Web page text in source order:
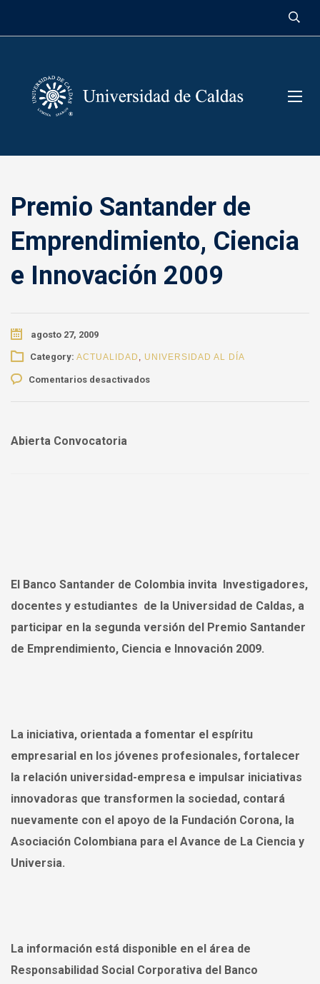
Premio Santander de
Emprendimiento, Ciencia
e Innovación 2009
agosto 27, 2009
Category: ACTUALIDAD , UNIVERSIDAD AL DÍA
Comentarios desactivadosen
Abierta Convocatoria
El Banco Santander de Colombia invita Investigadores,
docentes y estudiantes de la Universidad de Caldas, a
participar en la segunda versión del Premio Santander
de Emprendimiento, Ciencia e Innovación 2009.
La iniciativa, orientada a fomentar el espíritu
empresarial en los jóvenes profesionales, fortalecer
la relación universidad-empresa e impulsar iniciativas
innovadoras que transformen la sociedad, contará
nuevamente con el apoyo de la Fundación Corona, la
Asociación Colombiana para el Avance de La Ciencia y
Universia.
La información está disponible en el área de
Responsabilidad Social Corporativa del Banco